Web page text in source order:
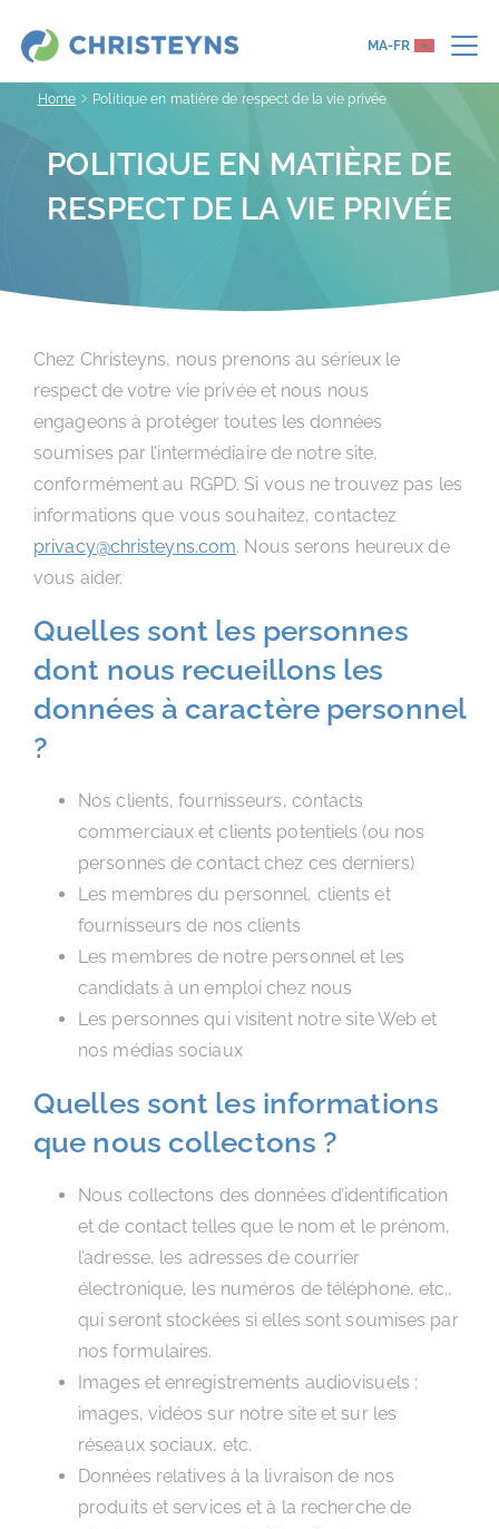
MA-FR
Home Politique en matière de respect de la vie privée
POLITIQUE EN MATIÈRE DE
RESPECT DE LA VIE PRIVÉE
Chez Christeyns, nous prenons au sérieux le
respect de votre vie privée et nous nous
engageons à protéger toutes les données
soumises par l’intermédiaire de notre site,
conformément au RGPD. Si vous ne trouvez pas les
informations que vous souhaitez, contactez
privacy@christeyns.com. Nous serons heureux de
vous aider.
Quelles sont les personnes
dont nous recueillons les
données à caractère personnel
?
Nos clients, fournisseurs, contacts
commerciaux et clients potentiels (ou nos
personnes de contact chez ces derniers)
Les membres du personnel, clients et
fournisseurs de nos clients
Les membres de notre personnel et les
candidats à un emploi chez nous
Les personnes qui visitent notre site Web et
nos médias sociaux
Quelles sont les informations
que nous collectons ?
Nous collectons des données d’identification
et de contact telles que le nom et le prénom,
l’adresse, les adresses de courrier
électronique, les numéros de téléphone, etc.,
qui seront stockées si elles sont soumises par
nos formulaires.
Images et enregistrements audiovisuels :
images, vidéos sur notre site et sur les
réseaux sociaux, etc.
Données relatives à la livraison de nos
produits et services et à la recherche de